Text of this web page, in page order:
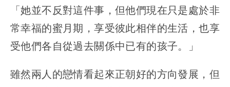
「她並不反對這件事，但他們現在只是處於非
常幸福的蜜月期，享受彼此相伴的生活，也享
受他們各自從過去關係中已有的孩子。」
雖然兩人的戀情看起來正朝好的方向發展，但